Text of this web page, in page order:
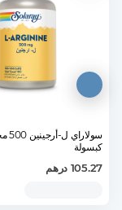
كبسولة
105.27 درهم